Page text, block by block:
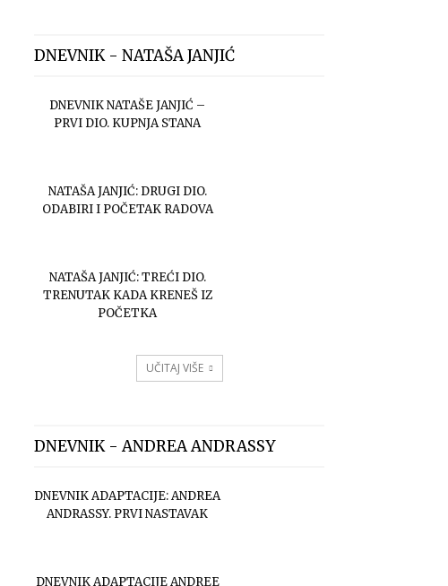
DNEVNIK - NATAŠA JANJIĆ
DNEVNIK NATAŠE JANJIĆ –
PRVI DIO. KUPNJA STANA
NATAŠA JANJIĆ: DRUGI DIO.
ODABIRI I POČETAK RADOVA
NATAŠA JANJIĆ: TREĆI DIO.
TRENUTAK KADA KRENEŠ IZ
POČETKA
UČITAJ VIŠE
DNEVNIK - ANDREA ANDRASSY
DNEVNIK ADAPTACIJE: ANDREA
ANDRASSY. PRVI NASTAVAK
DNEVNIK ADAPTACIJE ANDREE